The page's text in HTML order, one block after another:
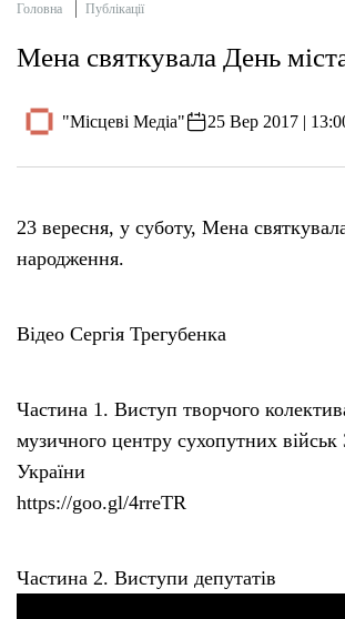
Головна Публікації
Мена святкувала День
"Місцеві Медіа" 25 Вер 2017 |
23 вересня, у суботу, Мена
народження.
Відео Сергія Трегубенка
Частина 1. Виступ творчого
музичного центру сухопутних
України
https://goo.gl/4rreTR
Частина 2. Виступи депутатів